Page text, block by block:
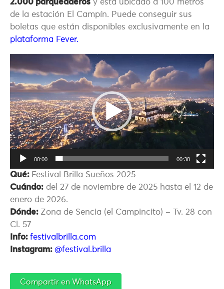
2.000 parqueaderos y está ubicado a 100 metros
de la estación El Campín. Puede conseguir sus
boletas que están disponibles exclusivamente en la
plataforma Fever.
de
vídeo
00:00 00:38
Qué: Festival Brilla Sueños 2025
Cuándo: del 27 de noviembre de 2025 hasta el 12 de
enero de 2026.
Dónde: Zona de Sencia (el Campincito) – Tv. 28 con
Cl. 57
Info: festivalbrilla.com
Instagram: @festival.brilla
Compartir en WhatsApp